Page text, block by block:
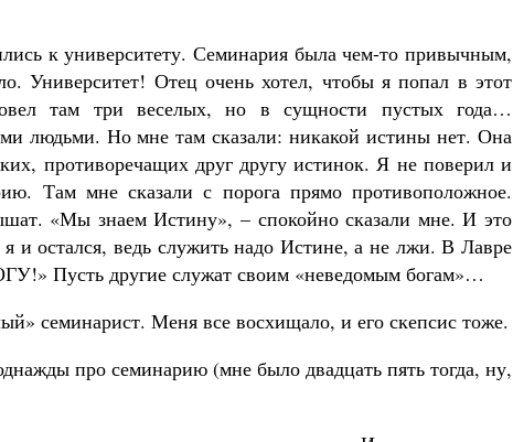
к университету. Семинария была чем-то привычным,
Университет! Отец очень хотел, чтобы я попал в этот
там три веселых, но в сущности пустых года…
людьми. Но мне там сказали: никакой истины нет. Она
противоречащих друг другу истинок. Я не поверил и
Там мне сказали с порога прямо противоположное.
«Мы знаем Истину», – спокойно сказали мне. И это
и остался, ведь служить надо Истине, а не лжи. В Лавре
Пусть другие служат своим «неведомым богам»…
семинарист. Меня все восхищало, и его скепсис тоже.
про семинарию (мне было двадцать пять тогда, ну,